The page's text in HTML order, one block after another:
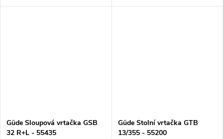
přesné a efektivní vrtání. Díky
výkonným motorem a možností
Güde Sloupová vrtačka GSB
32 R+L - 55435
Güde Stolní vrtačka GTB
13/355 - 55200